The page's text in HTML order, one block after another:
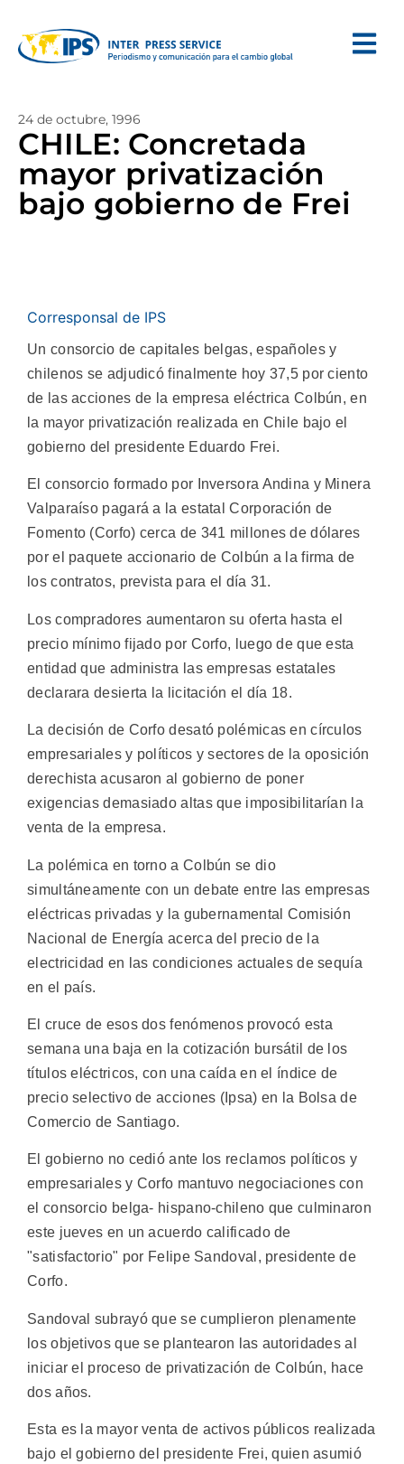
24 de octubre, 1996
CHILE: Concretada
mayor privatización
bajo gobierno de Frei
Corresponsal de IPS
Un consorcio de capitales belgas, españoles y
chilenos se adjudicó finalmente hoy 37,5 por ciento
de las acciones de la empresa eléctrica Colbún, en
la mayor privatización realizada en Chile bajo el
gobierno del presidente Eduardo Frei.
El consorcio formado por Inversora Andina y Minera
Valparaíso pagará a la estatal Corporación de
Fomento (Corfo) cerca de 341 millones de dólares
por el paquete accionario de Colbún a la firma de
los contratos, prevista para el día 31.
Los compradores aumentaron su oferta hasta el
precio mínimo fijado por Corfo, luego de que esta
entidad que administra las empresas estatales
declarara desierta la licitación el día 18.
La decisión de Corfo desató polémicas en círculos
empresariales y políticos y sectores de la oposición
derechista acusaron al gobierno de poner
exigencias demasiado altas que imposibilitarían la
venta de la empresa.
La polémica en torno a Colbún se dio
simultáneamente con un debate entre las empresas
eléctricas privadas y la gubernamental Comisión
Nacional de Energía acerca del precio de la
electricidad en las condiciones actuales de sequía
en el país.
El cruce de esos dos fenómenos provocó esta
semana una baja en la cotización bursátil de los
títulos eléctricos, con una caída en el índice de
precio selectivo de acciones (Ipsa) en la Bolsa de
Comercio de Santiago.
El gobierno no cedió ante los reclamos políticos y
empresariales y Corfo mantuvo negociaciones con
el consorcio belga- hispano-chileno que culminaron
este jueves en un acuerdo calificado de
"satisfactorio" por Felipe Sandoval, presidente de
Corfo.
Sandoval subrayó que se cumplieron plenamente
los objetivos que se plantearon las autoridades al
iniciar el proceso de privatización de Colbún, hace
dos años.
Esta es la mayor venta de activos públicos realizada
bajo el gobierno del presidente Frei, quien asumió